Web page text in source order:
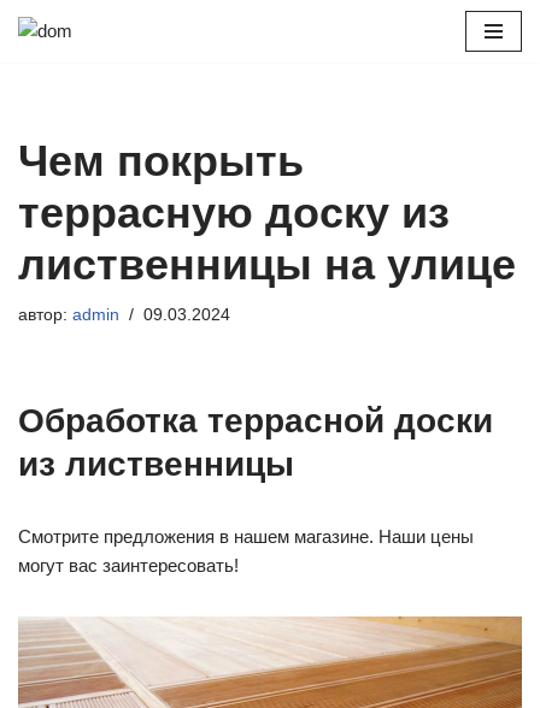
Чем покрыть
террасную доску из
лиственницы на улице
автор: admin 09.03.2024
Обработка террасной доски
из лиственницы
Смотрите предложения в нашем магазине. Наши цены
могут вас заинтересовать!